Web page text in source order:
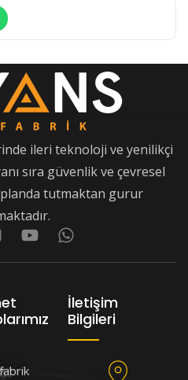
ileri teknoloji ve yenilikçi
sıra güvenlik ve çevresel
tutmaktan gurur
İletişim
Bilgileri